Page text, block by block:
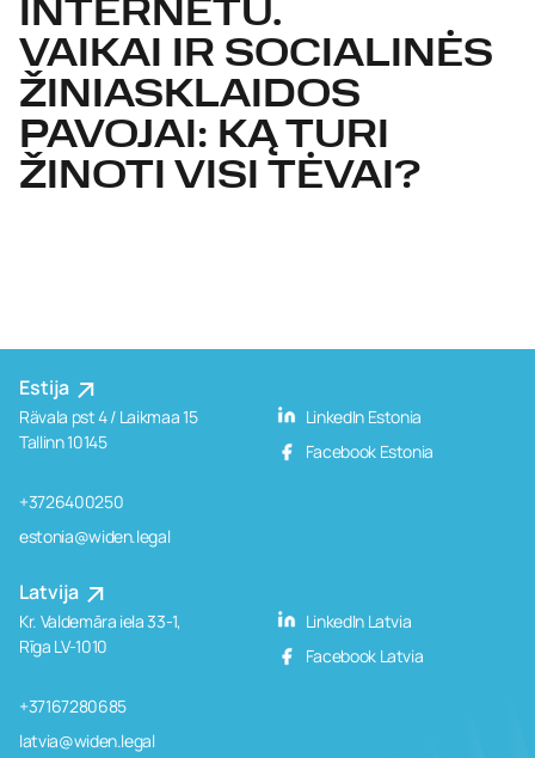
INTERNETU.
VAIKAI IR SOCIALINĖS
ŽINIASKLAIDOS
PAVOJAI: KĄ TURI
ŽINOTI VISI TĖVAI?
Estija
Rävala pst 4 / Laikmaa 15
Tallinn 10145
+3726400250
estonia@widen.legal
LinkedIn Estonia
Facebook Estonia
Latvija
Kr. Valdemāra iela 33-1,
Rīga LV-1010
+37167280685
latvia@widen.legal
LinkedIn Latvia
Facebook Latvia